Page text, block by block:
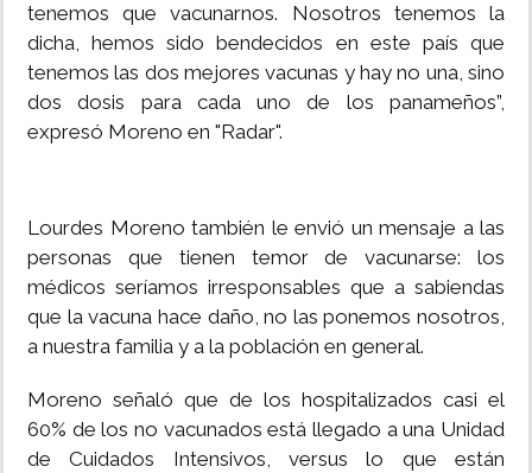
tenemos que vacunarnos. Nosotros tenemos la
dicha, hemos sido bendecidos en este país que
tenemos las dos mejores vacunas y hay no una, sino
dos dosis para cada uno de los panameños”,
expresó Moreno en "Radar".
Lourdes Moreno también le envió un mensaje a las
personas que tienen temor de vacunarse: los
médicos seríamos irresponsables que a sabiendas
que la vacuna hace daño, no las ponemos nosotros,
a nuestra familia y a la población en general.
Moreno señaló que de los hospitalizados casi el
60% de los no vacunados está llegado a una Unidad
de Cuidados Intensivos, versus lo que están